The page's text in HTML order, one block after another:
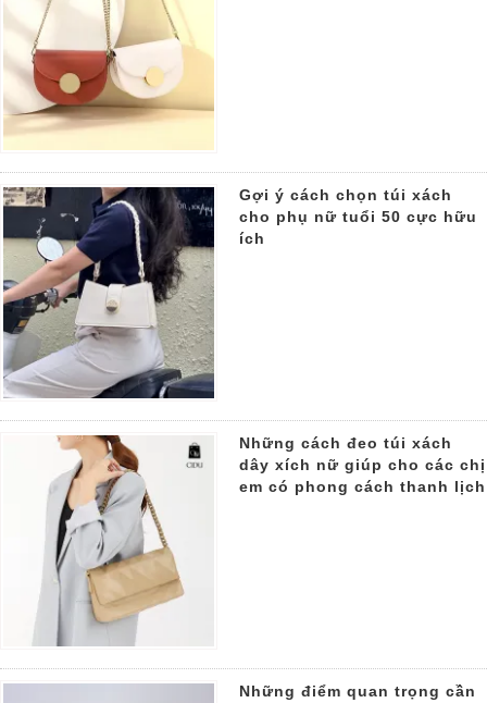
Gợi ý cách chọn túi xách
cho phụ nữ tuổi 50 cực hữu
ích
Những cách đeo túi xách
dây xích nữ giúp cho các chị
em có phong cách thanh lịch
Những điểm quan trọng cần